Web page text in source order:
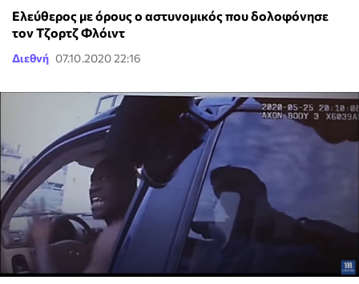
Ελεύθερος με όρους ο αστυνομικός που δολοφόνησε
τον Τζορτζ Φλόιντ
Διεθνή 07.10.2020 22:16